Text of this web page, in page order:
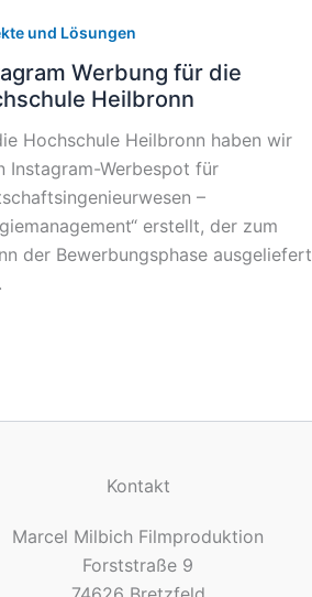
und Lösungen
Werbung für die
Heilbronn
Hochschule Heilbronn haben wir
Instagram-Werbespot für
–
erstellt, der zum
der Bewerbungsphase ausgeliefert
Kontakt
Marcel Milbich Filmproduktion
Forststraße 9